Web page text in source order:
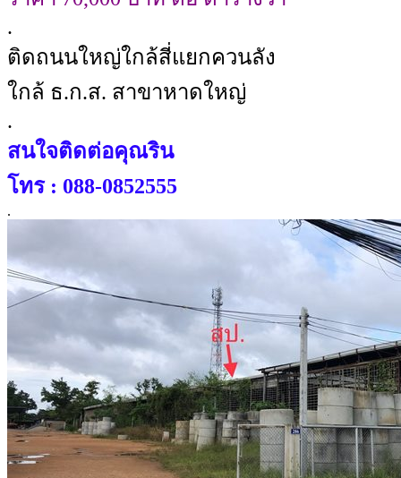
.
ติดถนนใหญ่ใกล้สี่แยกควนลัง
ใกล้ ธ.ก.ส. สาขาหาดใหญ่
.
สนใจติดต่อคุณริน
โทร : 088-0852555
.